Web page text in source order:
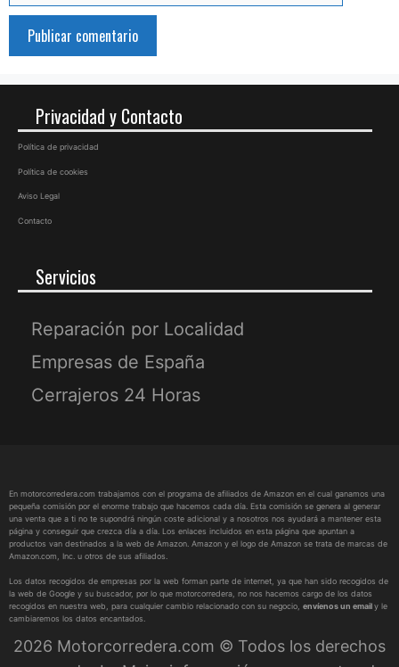
Privacidad y Contacto
Política de privacidad
Política de cookies
Aviso Legal
Contacto
Servicios
Reparación por Localidad
Empresas de España
Cerrajeros 24 Horas
En motorcorredera.com trabajamos con el programa de afiliados de Amazon en el cual ganamos una
pequeña comisión por el enorme trabajo que hacemos cada día. Esta comisión se genera al generar
una venta que a ti no te supondrá ningún coste adicional y a nosotros nos ayudará a mantener esta
página y conseguir que crezca día a día. Los enlaces incluidos en esta página que apuntan a
productos van destinados a la web de Amazon. Amazon y el logo de Amazon se trata de marcas de
Amazon.com, Inc. u otros de sus afiliados.
Los datos recogidos de empresas por la web forman parte de internet, ya que han sido recogidos de
la web de Google y su buscador, por lo que motorcorredera, no nos hacemos cargo de los datos
recogidos en nuestra web, para cualquier cambio relacionado con su negocio, envíenos un emaily le
cambiaremos los datos encantados.
2026 Motorcorredera.com © Todos los derechos